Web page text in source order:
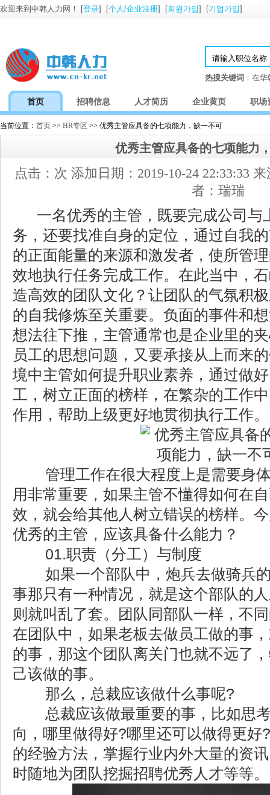
欢迎来到中韩人力网！ [登录] [个人/企业注册] [회원가입] [기업가입]
热搜关键词 ：在
首页 招聘信息 人才简历 企业黄页 职场
当前位置： 首页 >> HR专区 >> 优秀主管应具备的七项能力，缺一不可
优秀主管应具备的七项能力
点击： 次 添加日期：2019-10-24 22:33:33
者：瑞瑞
一名优秀的主管，既要完成公司与
务，还要找准自身的定位，通过自我
的正面能量的来源和激发者，使所管
效地执行任务完成工作。在此当中，
造高效的团队文化？让团队的气氛积
的自我修炼至关重要。负面的事件和
想法往下推，主管通常也是企业里的
员工的思想问题，又要承接从上而来
境中主管如何提升职业素养，通过做
工，树立正面的榜样，在繁杂的工作
作用，帮助上级更好地贯彻执行工作。
管理工作在很大程度上是需要身
用非常重要，如果主管不懂得如何在
效，就会给其他人树立错误的榜样。
优秀的主管，应该具备什么能力？
01.职责（分工）与制度
如果一个部队中，炮兵去做骑兵
事那只有一种情况，就是这个部队的
则就叫乱了套。团队同部队一样，不
在团队中，如果老板去做员工做的事
的事，那这个团队离关门也就不远了
己该做的事。
那么，总裁应该做什么事呢?
总裁应该做最重要的事，比如思
向，哪里做得好?哪里还可以做得更
的经验方法，掌握行业内外大量的资
时随地为团队挖掘招聘优秀人才等等。